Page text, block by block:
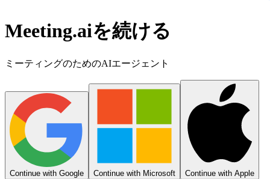
Meeting.aiを続ける
ミーティングのためのAIエージェント
Continue with Google Continue with Microsoft Continue with Apple